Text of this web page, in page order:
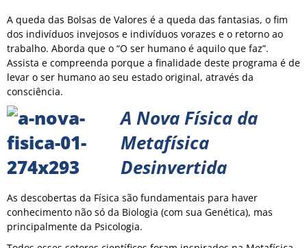
A queda das Bolsas de Valores é a queda das fantasias, o fim
dos indivíduos invejosos e indivíduos vorazes e o retorno ao
trabalho. Aborda que o “O ser humano é aquilo que faz”.
Assista e compreenda porque a finalidade deste programa é de
levar o ser humano ao seu estado original, através da
consciência.
A Nova Física da
Metafísica
Desinvertida
As descobertas da Física são fundamentais para haver
conhecimento não só da Biologia (com sua Genética), mas
principalmente da Psicologia.